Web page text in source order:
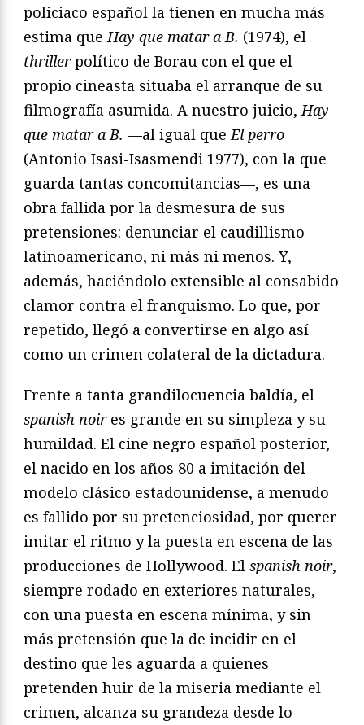
policiaco español la tienen en mucha más
estima que Hay que matar a B. (1974), el
thrillerpolítico de Borau con el que el
propio cineasta situaba el arranque de su
filmografía asumida. A nuestro juicio, Hay
que matar a B. —al igual que El perro
(Antonio Isasi-Isasmendi 1977), con la que
guarda tantas concomitancias—, es una
obra fallida por la desmesura de sus
pretensiones: denunciar el caudillismo
latinoamericano, ni más ni menos. Y,
además, haciéndolo extensible al consabido
clamor contra el franquismo. Lo que, por
repetido, llegó a convertirse en algo así
como un crimen colateral de la dictadura.
Frente a tanta grandilocuencia baldía, el
spanish noir es grande en su simpleza y su
humildad. El cine negro español posterior,
el nacido en los años 80 a imitación del
modelo clásico estadounidense, a menudo
es fallido por su pretenciosidad, por querer
imitar el ritmo y la puesta en escena de las
producciones de Hollywood. El spanish noir,
siempre rodado en exteriores naturales,
con una puesta en escena mínima, y sin
más pretensión que la de incidir en el
destino que les aguarda a quienes
pretenden huir de la miseria mediante el
crimen, alcanza su grandeza desde lo